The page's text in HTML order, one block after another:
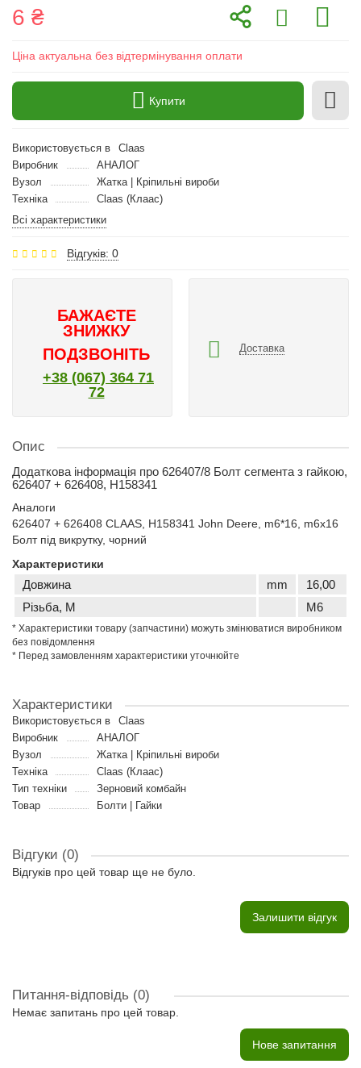
6 ₴
Ціна актуальна без відтермінування оплати
Купити
Використовується в
Claas
Виробник
АНАЛОГ
Вузол
Жатка | Кріпильні вироби
Техніка
Claas (Клаас)
Всі характеристики
Відгуків: 0
БАЖАЄТЕ
ЗНИЖКУ
ПОДЗВОНІТЬ
+38 (067) 364 71
72
Доставка
Опис
Додаткова інформація про 626407/8 Болт сегмента з гайкою,
626407 + 626408, H158341
Аналоги
626407 + 626408 CLAAS, H158341 John Deere, m6*16, m6x16
Болт під викрутку, чорний
Характеристики
Довжина mm
16,00
Різьба, M
M6
* Характеристики товару (запчастини) можуть змінюватися виробником
без повідомлення
* Перед замовленням характеристики уточнюйте
Характеристики
Використовується в
Claas
Виробник
АНАЛОГ
Вузол
Жатка | Кріпильні вироби
Техніка
Claas (Клаас)
Тип техніки
Зерновий комбайн
Товар
Болти | Гайки
Відгуки (0)
Відгуків про цей товар ще не було.
Залишити відгук
Питання-відповідь (0)
Немає запитань про цей товар.
Нове запитання